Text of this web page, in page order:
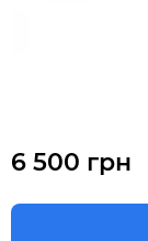
6 500 грн